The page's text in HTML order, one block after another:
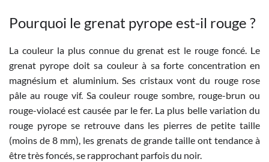
Pourquoi le grenat pyrope est-il rouge ?
La couleur la plus connue du grenat est le rouge foncé. Le
grenat pyrope doit sa couleur à sa forte concentration en
magnésium et aluminium. Ses cristaux vont du rouge rose
pâle au rouge vif. Sa couleur rouge sombre, rouge-brun ou
rouge-violacé est causée par le fer. La plus belle variation du
rouge pyrope se retrouve dans les pierres de petite taille
(moins de 8 mm), les grenats de grande taille ont tendance à
être très foncés, se rapprochant parfois du noir.